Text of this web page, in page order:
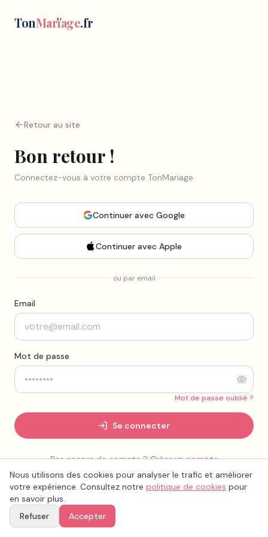
TonMariage.fr
Retour au site
Bon retour !
Connectez-vous à votre compte TonMariage
Continuer avec Google
Continuer avec Apple
ou par email
Email
Mot de passe
Mot de passe oublié ?
Se connecter
Pas encore de compte ? Créer un compte
Nous utilisons des cookies pour analyser le trafic et améliorer
votre expérience. Consultez notre politique de cookies pour
en savoir plus.
Refuser
Accepter